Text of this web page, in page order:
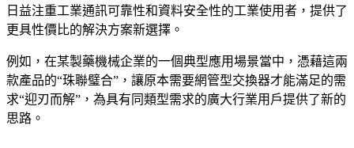
日益注重工業通訊可靠性和資料安全性的工業使用者，提供了
更具性價比的解決方案新選擇。
例如，在某製藥機械企業的一個典型應用場景當中，憑藉這兩
款產品的“珠聯璧合”，讓原本需要網管型交換器才能滿足的需
求“迎刃而解”，為具有同類型需求的廣大行業用戶提供了新的
思路。